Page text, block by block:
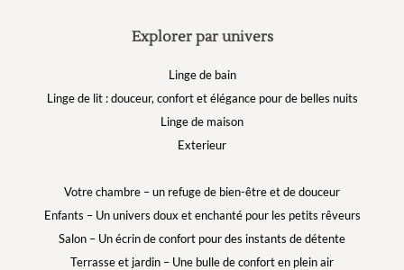
Explorer par univers
Linge de bain
Linge de lit : douceur, confort et élégance pour de belles nuits
Linge de maison
Exterieur
Votre chambre – un refuge de bien-être et de douceur
Enfants – Un univers doux et enchanté pour les petits rêveurs
Salon – Un écrin de confort pour des instants de détente
Terrasse et jardin – Une bulle de confort en plein air